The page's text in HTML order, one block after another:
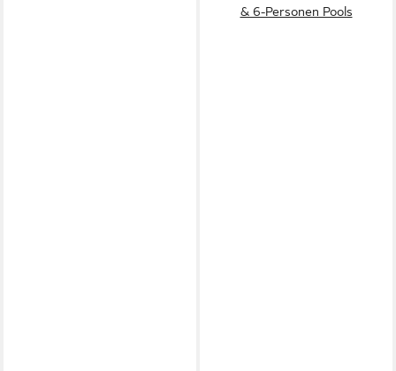
& 6-Personen Pools